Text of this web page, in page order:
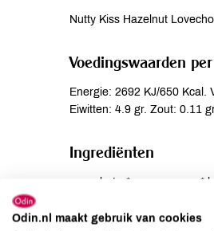
Nutty Kiss Hazelnut
Voedingswaarden
Energie: 2692 KJ/650 Kcal.
Eiwitten: 4.9 gr. Zout: 0.11
Ingrediënten
cacaoboter*,
Odin.nl maakt gebruik van cookies